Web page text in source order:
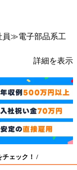
員≫電子部品系工
詳細を表示
チェック！ /